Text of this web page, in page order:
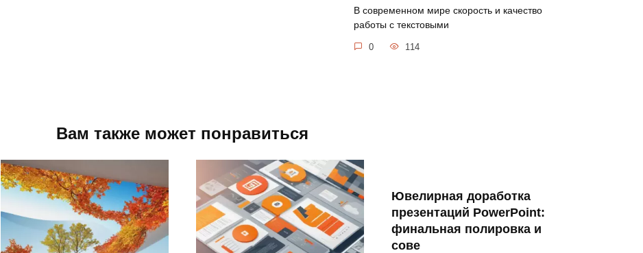
В современном мире скорость и качество
работы с текстовыми
0 114
Вам также может понравиться
Ювелирная доработка
презентаций PowerPoint:
финальная полировка и
сове